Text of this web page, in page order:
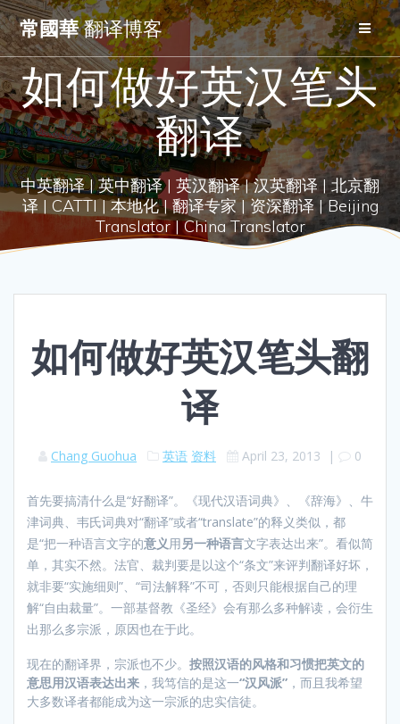
Skip
to
content
常國華翻译博客
如何做好英汉笔头
翻译
中英翻译 | 英中翻译 | 英汉翻译 | 汉英翻译 | 北京翻
译 | CATTI | 本地化 | 翻译专家 | 资深翻译 | Beijing
Translator | China Translator
如何做好英汉笔头翻
译
Chang Guohua 英语 资料 April 23, 2013 | 0
首先要搞清什么是“好翻译”。《现代汉语词典》、《辞海》、牛
津词典、韦氏词典对“翻译”或者“translate”的释义类似，都
是“把一种语言文字的意义用另一种语言文字表达出来”。看似简
单，其实不然。法官、裁判要是以这个“条文”来评判翻译好坏，
就非要“实施细则”、“司法解释”不可，否则只能根据自己的理
解“自由裁量”。一部基督教《圣经》会有那么多种解读，会衍生
出那么多宗派，原因也在于此。
现在的翻译界，宗派也不少。 按照汉语的风格和习惯把英文的
意思用汉语表达出来 ，我笃信的是这一“汉风派” ，而且我希望
大多数译者都能成为这一宗派的忠实信徒。